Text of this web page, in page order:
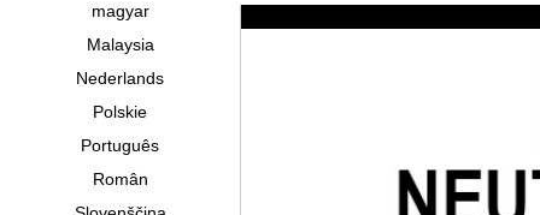
magyar
Malaysia
Nederlands
Polskie
Português
Român